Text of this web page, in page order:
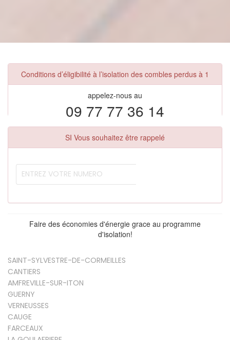
Conditions d’éligibilité à l’isolation des combles perdus à 1
appelez-nous au
09 77 77 36 14
SI Vous souhaitez être rappelé
Faire des économies d'énergie grace au programme
d'isolation!
SAINT-SYLVESTRE-DE-CORMEILLES
CANTIERS
AMFREVILLE-SUR-ITON
GUERNY
VERNEUSSES
CAUGE
FARCEAUX